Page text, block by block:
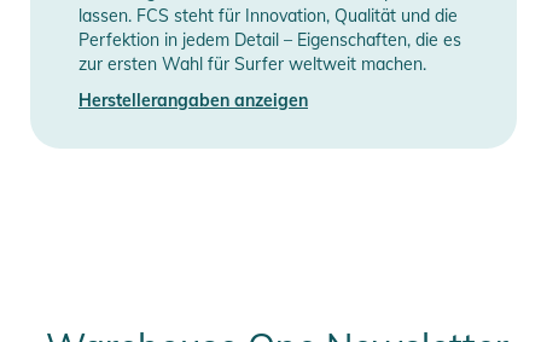
lassen. FCS steht für Innovation, Qualität und die
Perfektion in jedem Detail – Eigenschaften, die es
zur ersten Wahl für Surfer weltweit machen.
Herstellerangaben anzeigen